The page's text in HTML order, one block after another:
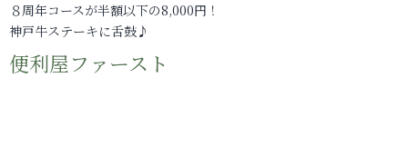
８周年コースが半額以下の8,000円！
神戸牛ステーキに舌鼓♪
便利屋ファースト